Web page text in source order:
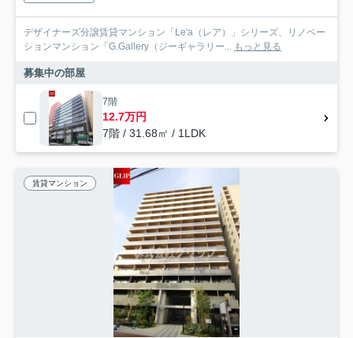
デザイナーズ分譲賃貸マンション「Le'a（レア）」シリーズ、リノベー
ションマンション「G.Gallery（ジーギャラリー... もっと見る
募集中の部屋
7階
12.7万円
7階 / 31.68㎡ / 1LDK
賃貸マンション